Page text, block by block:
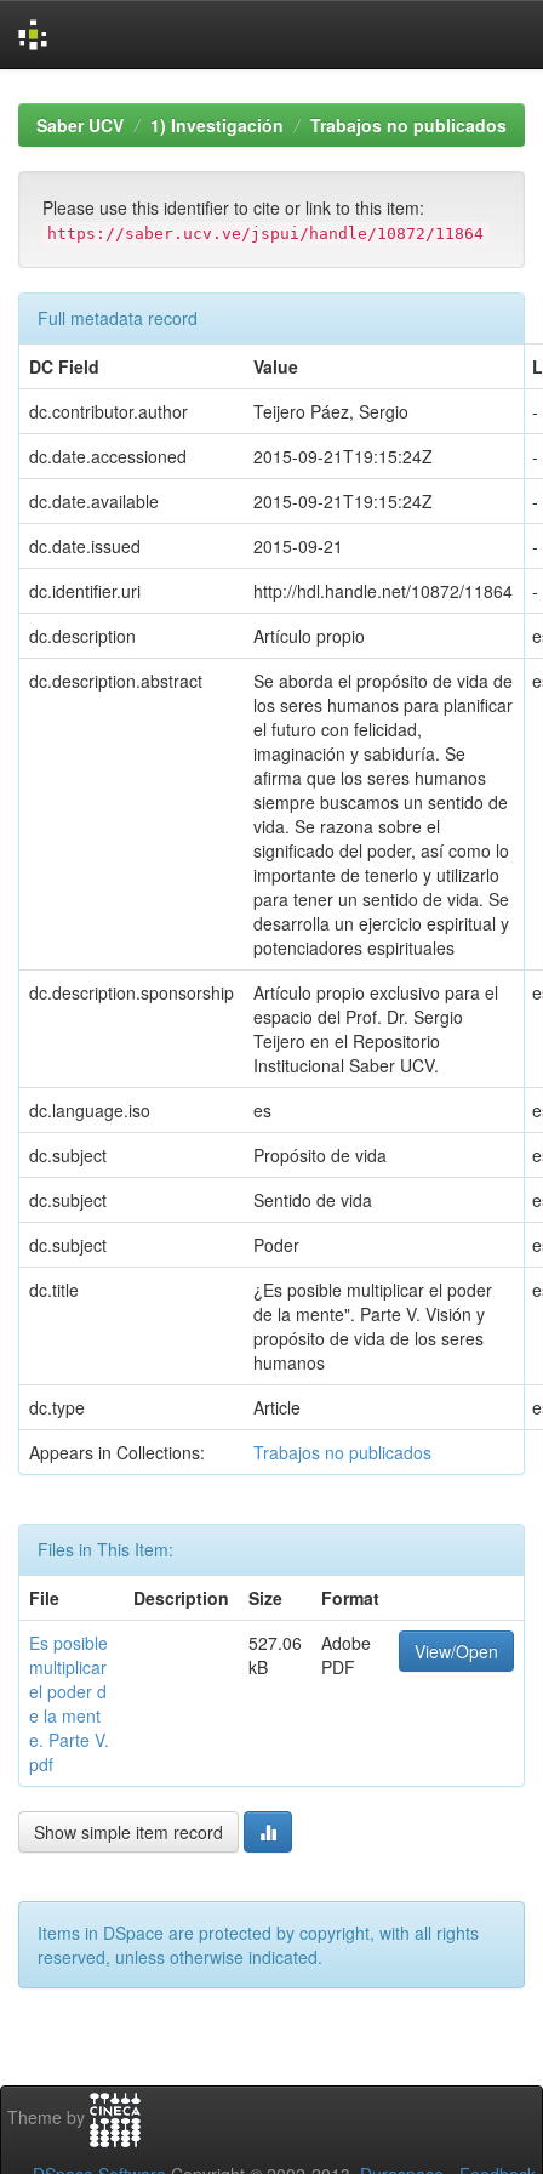
navigationSaber UCV 1) Investigación Trabajos no publicados
Please use this identifier to cite or link to this item:
https://saber.ucv.ve/jspui/handle/10872/11864
Full metadata record
DC Field
Value
dc.contributor.author
Teijero Páez, Sergio
-
dc.date.accessioned
2015-09-21T19:15:24Z
-
dc.date.available
2015-09-21T19:15:24Z
-
dc.date.issued
2015-09-21
-
dc.identifier.uri
http://hdl.handle.net/10872/11864
-
dc.description
Artículo propio
dc.description.abstract
Se aborda el propósito de vida de
los seres humanos para planificar
el futuro con felicidad,
imaginación y sabiduría. Se
afirma que los seres humanos
siempre buscamos un sentido de
vida. Se razona sobre el
significado del poder, así como lo
importante de tenerlo y utilizarlo
para tener un sentido de vida. Se
desarrolla un ejercicio espiritual y
potenciadores espirituales
dc.description.sponsorship
Artículo propio exclusivo para el
espacio del Prof. Dr. Sergio
Teijero en el Repositorio
Institucional Saber UCV.
dc.language.iso es
dc.subject
Propósito de vida
dc.subject
Sentido de vida
dc.subject
Poder
dc.title
¿Es posible multiplicar el poder
de la mente". Parte V. Visión y
propósito de vida de los seres
humanos
dc.type Article
Appears in Collections:
Trabajos no publicados
Files in This Item:
File
Description Size
Format
Es posible
multiplicar
el poder d
e la ment
e. Parte V.
pdf
527.06
kB
Adobe
PDF
View/Open
Show simple item record
Items in DSpace are protected by copyright, with all rights
reserved, unless otherwise indicated.
Theme by